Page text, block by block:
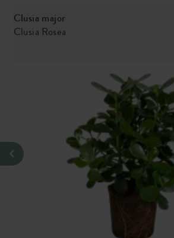
Clusia major
Clusia Rosea